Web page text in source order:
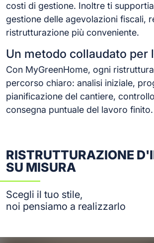
costi di gestione. Inoltre ti
gestione delle agevolazioni fiscali,
ristrutturazione più conveniente.
Un metodo collaudato per
Con MyGreenHome, ogni
percorso chiaro: analisi iniziale,
pianificazione del cantiere,
consegna puntuale del lavoro finito.
RISTRUTTURAZIONE
SU MISURA
Scegli il tuo stile,
noi pensiamo a realizzarlo